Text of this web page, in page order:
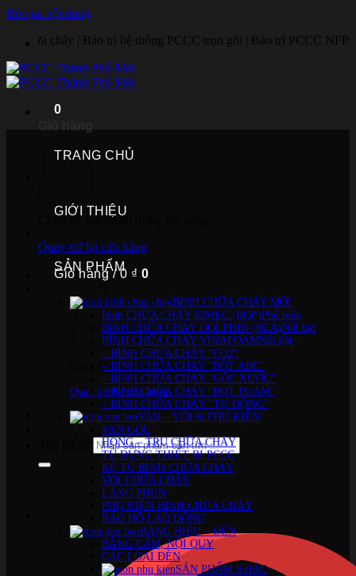
Bỏ qua nội dung
| Bảo trì hệ thống PCCC trọn gói | Bảo trì PCCC NFPA | Sửa tủ
0
Chưa có sản phẩm trong giỏ hàng.
Quay trở lại cửa hàng
Giỏ hàng /0 ₫ 0
Chưa có sản phẩm trong giỏ hàng.
Quay trở lại cửa hàng
TRANG CHỦ
GIỚI THIỆU
SẢN PHẨM
BÌNH CHỮA CHÁY MỚI
Bình CHỮA CHÁY 83MEC (BQP)
BÌNH CHỮA CHÁY DOLPHIN (BCA)
BÌNH CHỮA CHÁY VINAFOAM
– BÌNH CHỮA CHÁY “CO2”
– BÌNH CHỮA CHÁY “BỘT ABC”
– BÌNH CHỮA CHÁY “GỐC NƯỚC”
– BÌNH CHỮA CHÁY “BỌT FOAM”
– BÌNH CHỮA CHÁY “TỰ ĐỘNG”
VAN – VÒI & PHỤ KIỆN
VAN GÓC
HỌNG – TRỤ CHỮA CHÁY
TỦ ĐỰNG THIẾT BỊ PCCC
KỆ TỦ BÌNH CHỮA CHÁY
VÒI CHỮA CHÁY
LĂNG PHUN
PHỤ KIỆN BÌNH CHỮA CHÁY
BẢO HỘ LAO ĐỘNG
BẢNG HIỆU – ĐÈN
BẢNG CẤM, NỘI QUY
CÁC LOẠI ĐÈN
SẢN PHẨM KHÁC